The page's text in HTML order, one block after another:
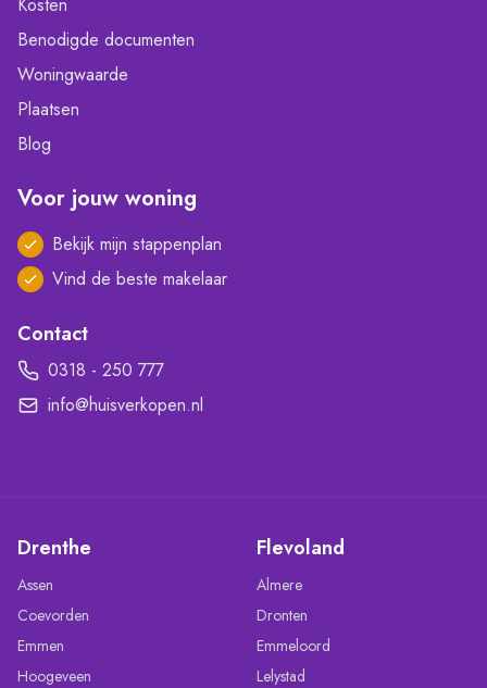
Benodigde documenten
Woningwaarde
Plaatsen
Blog
Voor jouw woning
Bekijk mijn stappenplan
Vind de beste makelaar
Contact
0318 - 250 777
info@huisverkopen.nl
Drenthe
Assen
Coevorden
Emmen
Hoogeveen
Flevoland
Almere
Dronten
Emmeloord
Lelystad